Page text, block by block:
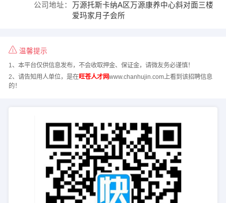
公司地址：
万源托斯卡纳A区万源康养中心斜对面三楼
爱玛家月子会所
温馨提示
1、本平台仅供信息发布，不会收取押金、保证金，请微友务必谨慎！
2、请告知用人单位，是在旺苍人才网www.chanhujin.com上看到该招聘信息
的！